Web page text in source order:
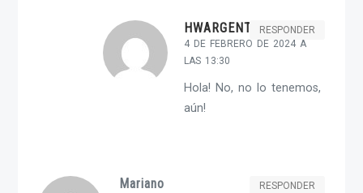
HWARGENT-ADMIN
4 DE FEBRERO DE 2024 A
LAS 13:30
RESPONDER
Hola! No, no lo tenemos,
aún!
Mariano RESPONDER